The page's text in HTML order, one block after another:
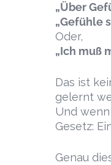
„Über
„Gefühle
Oder,
„Ich muß
Das ist
gelernt
Und
Gesetz:
Genau